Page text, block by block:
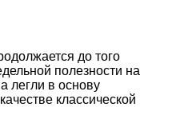
до того
полезности на
легли в основу
классической